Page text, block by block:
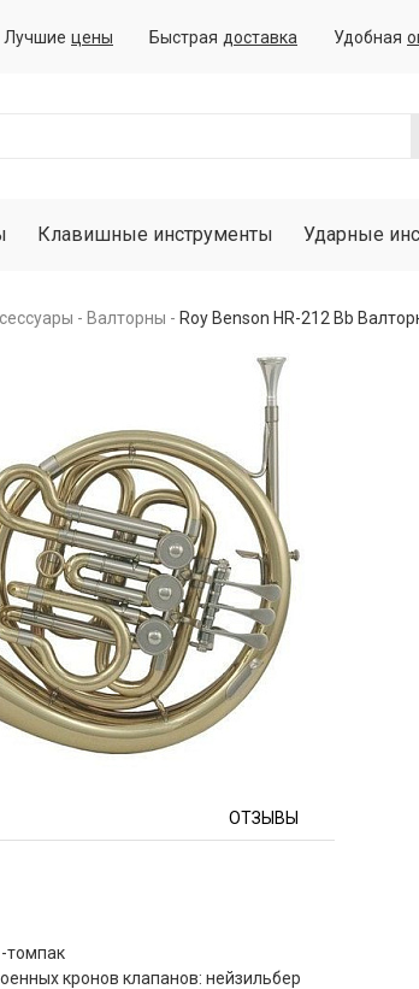
Лучшие цены Быстрая доставка Удобная
Клавишные инструменты Ударные
Валторны Roy Benson HR-212 Bb
ОТЗЫВЫ
томпак
кронов клапанов: нейзильбер